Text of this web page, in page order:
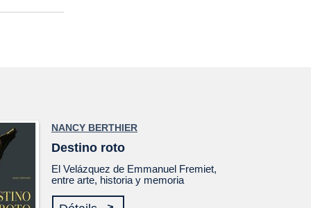
NANCY BERTHIER
Destino roto
El Velázquez de Emmanuel Fremiet,
entre arte, historia y memoria